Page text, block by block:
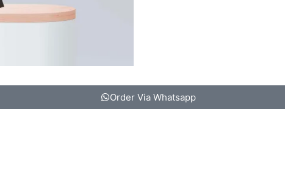
Order Via Whatsapp